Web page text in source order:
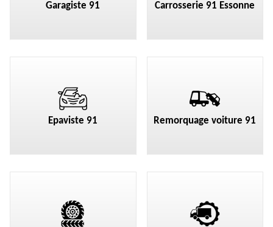
Garagiste 91 Carrosserie 91 Essonne
Epaviste 91 Remorquage voiture 91